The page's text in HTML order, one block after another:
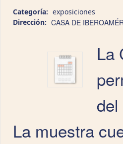
Categoría: exposiciones
Dirección: CASA DE
La
del
La muestra